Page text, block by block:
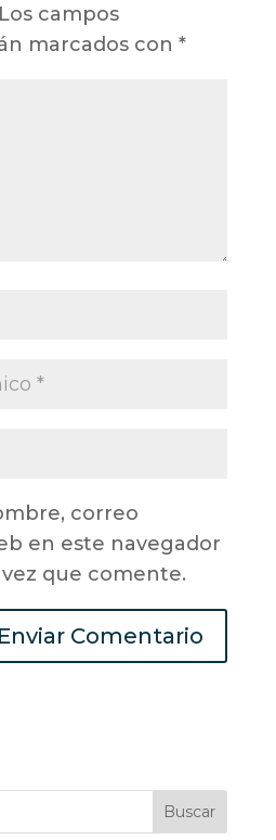
Los campos
marcados con *
correo
en este navegador
que comente.
Buscar